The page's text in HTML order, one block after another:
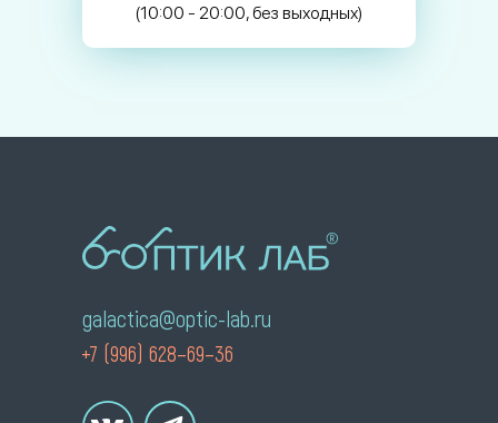
(10:00 - 20:00, без выходных)
galactica@optic-lab.ru
+7 (996) 628–69–36